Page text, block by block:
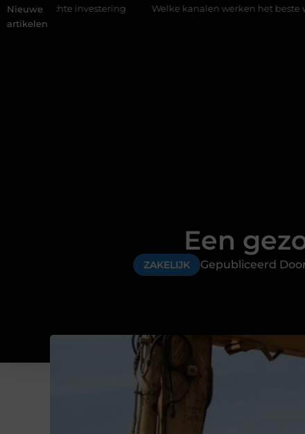
Nieuwe
artikelen
Welke kanalen werken het beste voor
Een
ZAKELIJK Gepubliceerd